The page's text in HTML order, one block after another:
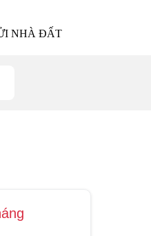
NHÀ ĐẤT